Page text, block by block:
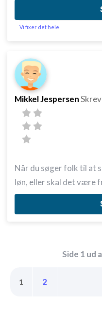
Vi fixer det hele
Mikkel Jespersen
Når du søger folk til at
løn, eller skal det være
Side 1 ud
1 2
Forstå målgrupper
Udvikle og forbedre
Bruge begrænsede
indhold
IAB Special Features:
Bruge præcise geografiske
placeringsoplysninger
Ikke-IAB-behandlingsformål:
Nødvendig
Annoncering / marketing